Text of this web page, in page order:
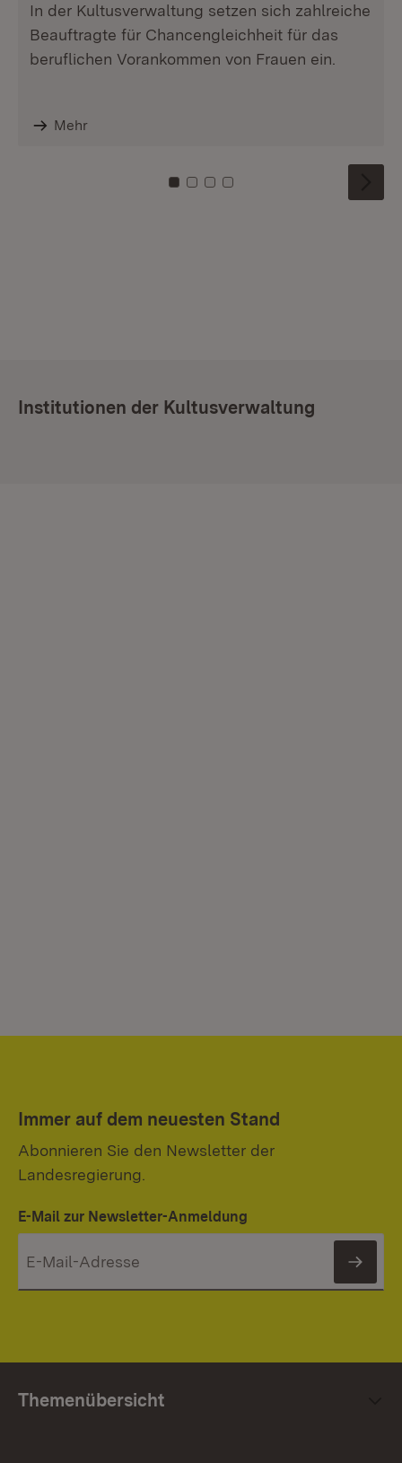
In der Kultusverwaltung setzen sich zahlreiche
Beauftragte für Chancengleichheit für das
beruflichen Vorankommen von Frauen ein.
Mehr
Zu Kachel: 0
Zu Kachel: 1
Zu Kachel: 2
Zu Kachel: 3
Institutionen der Kultusverwaltung
Immer auf dem neuesten Stand
Abonnieren Sie den Newsletter der
Landesregierung.
E-Mail zur Newsletter-Anmeldung
Themenübersicht